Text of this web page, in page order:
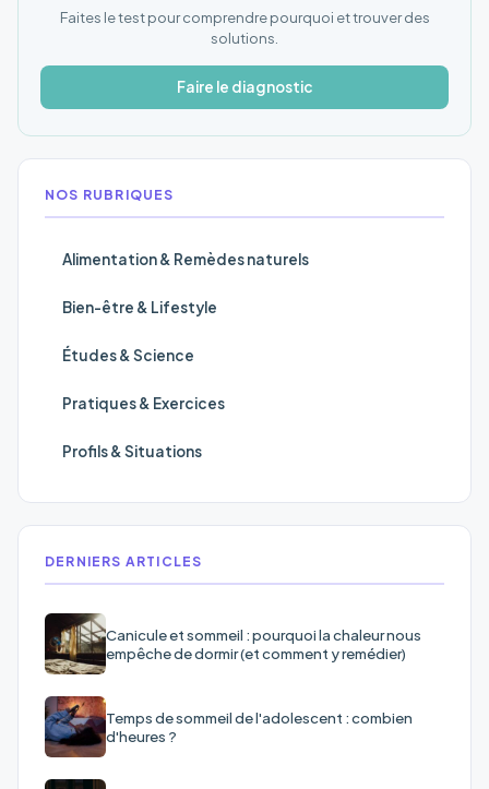
Faites le test pour comprendre pourquoi et trouver des
solutions.
Faire le diagnostic
NOS RUBRIQUES
Alimentation & Remèdes naturels
Bien-être & Lifestyle
Études & Science
Pratiques & Exercices
Profils & Situations
DERNIERS ARTICLES
Canicule et sommeil : pourquoi la chaleur nous
empêche de dormir (et comment y remédier)
Temps de sommeil de l'adolescent : combien
d'heures ?